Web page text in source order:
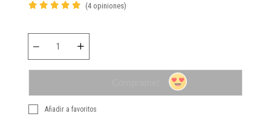
(4 opiniones)
Añadir a favoritos